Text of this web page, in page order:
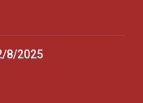
8/2025